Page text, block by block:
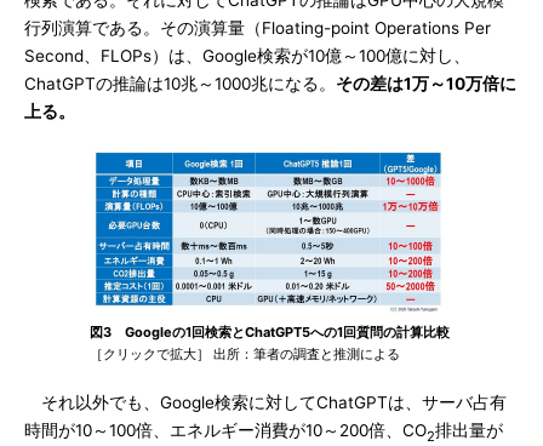
行列演算である。その演算量（Floating-point Operations Per
Second、FLOPs）は、Google検索が10億～100億に対し、
ChatGPTの推論は10兆～1000兆になる。 その差は1万～10万倍に
上る。
図3 Googleの1回検索とChatGPT5への1回質問の計算比較
［クリックで拡大］ 出所：筆者の調査と推測による
それ以外でも、Google検索に対してChatGPTは、サーバ占有
時間が10～100倍、エネルギー消費が10～200倍、CO2排出量が